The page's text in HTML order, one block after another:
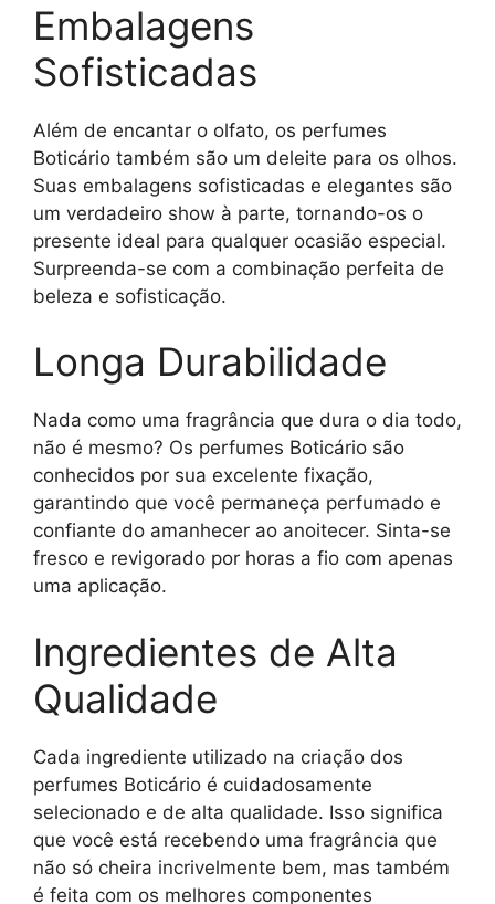
Embalagens
Sofisticadas
Além de encantar o olfato, os perfumes
Boticário também são um deleite para os olhos.
Suas embalagens sofisticadas e elegantes são
um verdadeiro show à parte, tornando-os o
presente ideal para qualquer ocasião especial.
Surpreenda-se com a combinação perfeita de
beleza e sofisticação.
Longa Durabilidade
Nada como uma fragrância que dura o dia todo,
não é mesmo? Os perfumes Boticário são
conhecidos por sua excelente fixação,
garantindo que você permaneça perfumado e
confiante do amanhecer ao anoitecer. Sinta-se
fresco e revigorado por horas a fio com apenas
uma aplicação.
Ingredientes de Alta
Qualidade
Cada ingrediente utilizado na criação dos
perfumes Boticário é cuidadosamente
selecionado e de alta qualidade. Isso significa
que você está recebendo uma fragrância que
não só cheira incrivelmente bem, mas também
é feita com os melhores componentes